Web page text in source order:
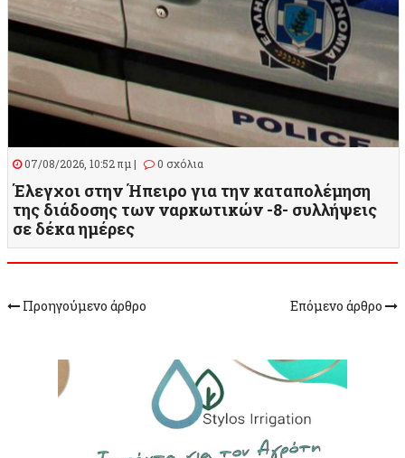
07/08/2026, 10:52 πμ | 0 σχόλια
Έλεγχοι στην Ήπειρο για την καταπολέμηση
της διάδοσης των ναρκωτικών -8- συλλήψεις
σε δέκα ημέρες
Προηγούμενο άρθρο Επόμενο άρθρο